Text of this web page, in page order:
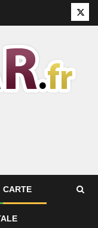
CARTE
que toute la